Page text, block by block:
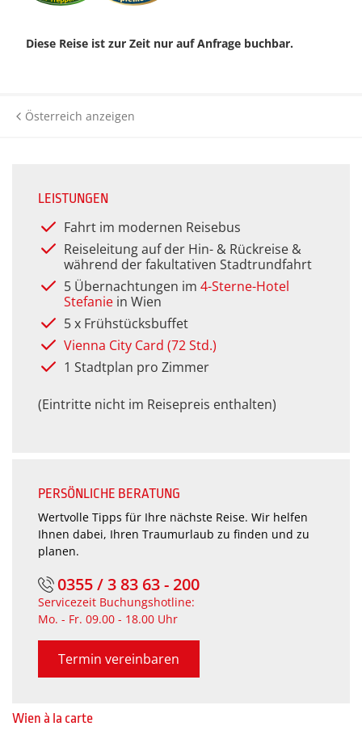
Kurreisen
Rundreisen
Themenreisen
Urlaubsreisen
Verwöhnurlaub
Premium Plus BistroBus-
Verwöhnurlaub & Kurreisen
(Premium)
Historie
Anfahrt
Katalog anfordern
Newsletter
Häufige Fragen
Diese Reise ist zur Zeit nur auf Anfrage buchbar.
Österreich anzeigen
Wien à la carte
LEISTUNGEN
Fahrt im modernen Reisebus
Reiseleitung auf der Hin- & Rückreise &
während der fakultativen Stadtrundfahrt
5 Übernachtungen im 4-Sterne-Hotel
Stefanie in Wien
5 x Frühstücksbuffet
Vienna City Card (72 Std.)
1 Stadtplan pro Zimmer
(Eintritte nicht im Reisepreis enthalten)
PERSÖNLICHE BERATUNG
Wertvolle Tipps für Ihre nächste Reise. Wir helfen
Ihnen dabei, Ihren Traumurlaub zu finden und zu
planen.
0355 / 3 83 63 - 200
Servicezeit Buchungshotline:
Mo. - Fr. 09.00 - 18.00 Uhr
Termin vereinbaren